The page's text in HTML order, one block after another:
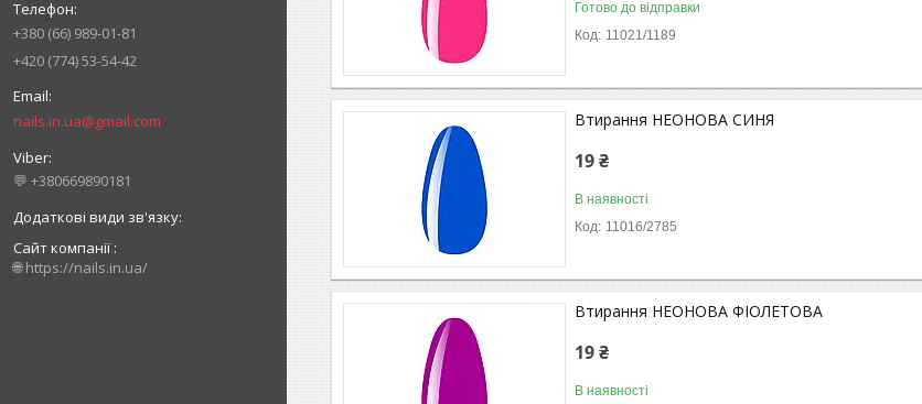
+380 (66) 989-01-81
+420 (774) 53-54-42
nails.in.ua@gmail.com
💬 +380669890181
Сайт компанії
🌐 https://nails.in.ua/
Готово до відправки
11021/1189
Втирання НЕОНОВА СИНЯ
19 ₴
В наявності
11016/2785
Втирання НЕОНОВА ФІОЛЕТОВА
19 ₴
В наявності